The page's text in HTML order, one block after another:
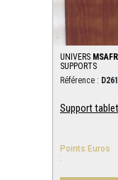
UNIVERS
SUPPORTS
Référence :
Support
Points Euros
: